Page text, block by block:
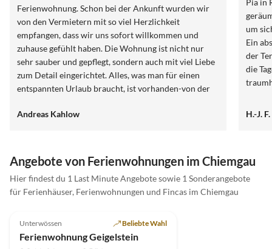
Ferienwohnung. Schon bei der Ankunft wurden wir
von den Vermietern mit so viel Herzlichkeit
empfangen, dass wir uns sofort willkommen und
zuhause gefühlt haben. Die Wohnung ist nicht nur
sehr sauber und gepflegt, sondern auch mit viel Liebe
zum Detail eingerichtet. Alles, was man für einen
entspannten Urlaub braucht, ist vorhanden-von der
Aufenthalt besonders angenehm machen. Wir können
Herzlichen Dank für alles! Nadine und Andreas
Andreas Kahlow
Pia in Reit im
um
Ein
der
die
Villa
H.-J.
Angebote von Ferienwohnungen im Chiemgau
Hier findest du 1 Last Minute Angebote sowie 1 Sonderangebote
für Ferienhäuser, Ferienwohnungen und Fincas im Chiemgau
Unterwössen Beliebte Wahl
Ferienwohnung Geigelstein